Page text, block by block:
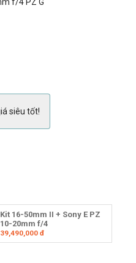
siêu tốt!
Kit 16-50mm II + Sony E PZ
10-20mm f/4
39,490,000đ